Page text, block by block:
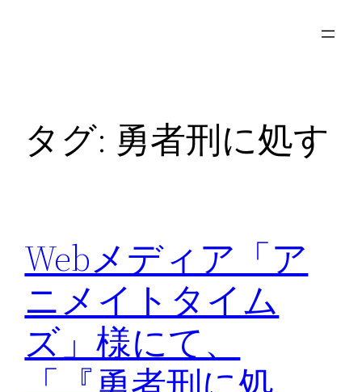
タグ: 勇者刑に処す
Webメディア「ア
ニメイトタイム
ズ」様にて、